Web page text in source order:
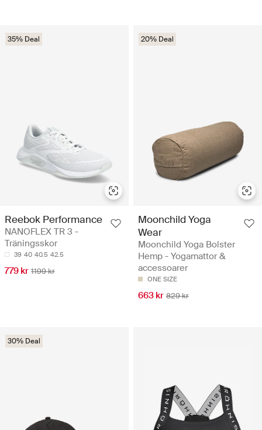
35% Deal
Reebok Performance
NANOFLEX TR 3 -
Träningsskor
39 40 40.5 42.5
779 kr 1199 kr
20% Deal
Moonchild Yoga
Wear
Moonchild Yoga Bolster
Hemp - Yogamattor &
accessoarer
ONE SIZE
663 kr 829 kr
30% Deal